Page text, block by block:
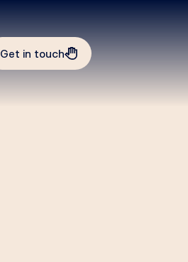
Get in touch